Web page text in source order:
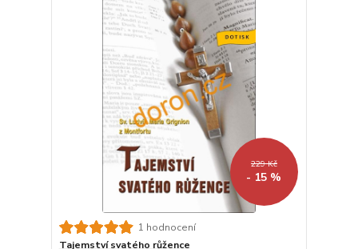
229 Kč
- 15 %
1 hodnocení
Tajemství svatého růžence